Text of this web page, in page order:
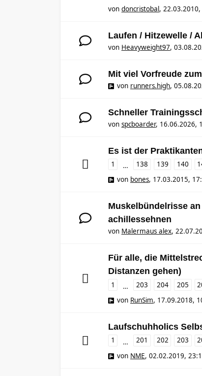
von doncristobal,
Laufen / Hitzewelle /
von Heavyweight97,
Mit viel Vorfreude
von runners.high,
Schneller
von spcboarder, 16.06.2026,
Es ist der
1 … 138 139 140
von bones, 17.03.2015,
Muskelbündelrisse
achillessehnen
von Malermaus alex,
Für alle, die
Distanzen gehen)
1 … 203 204 205
von RunSim, 17.09.2018,
Laufschuhholics
1 … 201 202 203
von NME, 02.02.2019,